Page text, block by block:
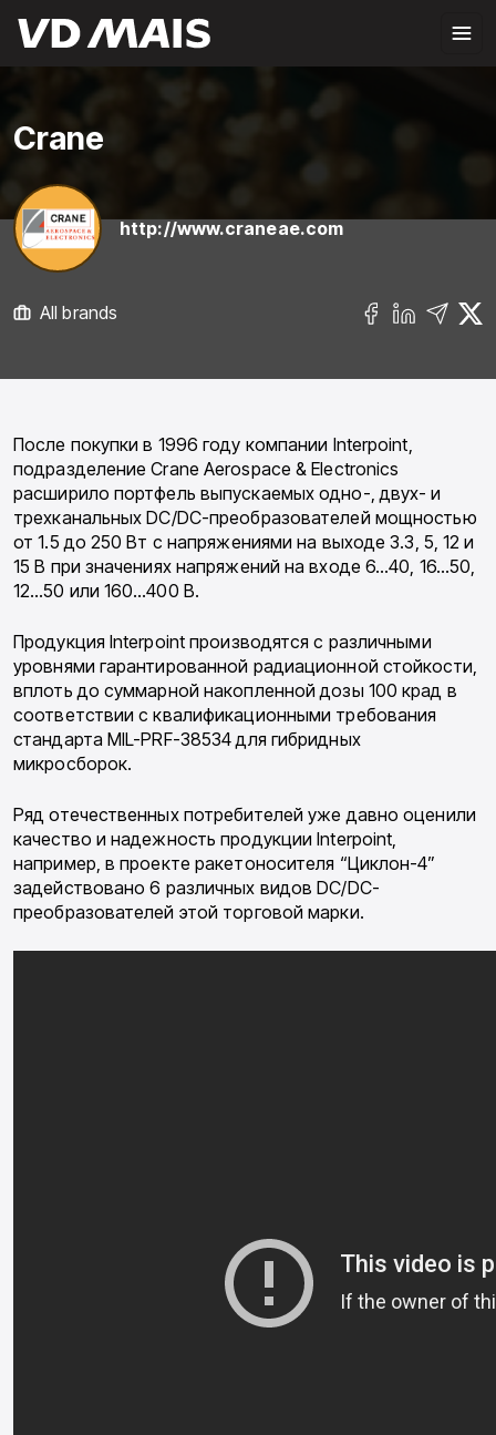
Crane
http://www.craneae.com
All brands
После покупки в 1996 году компании Interpoint,
подразделение Crane Aerospace & Electronics
расширило портфель выпускаемых одно-, двух- и
трехканальных DC/DC-преобразователей мощностью
от 1.5 до 250 Вт с напряжениями на выходе 3.3, 5, 12 и
15 В при значениях напряжений на входе 6…40, 16…50,
12…50 или 160…400 В.
Продукция Interpoint производятся с различными
уровнями гарантированной радиационной стойкости,
вплоть до суммарной накопленной дозы 100 крад в
соответствии с квалификационными требования
стандарта MIL-PRF-38534 для гибридных
микросборок.
Ряд отечественных потребителей уже давно оценили
качество и надежность продукции Interpoint,
например, в проекте ракетоносителя “Циклон-4”
задействовано 6 различных видов DC/DC-
преобразователей этой торговой марки.